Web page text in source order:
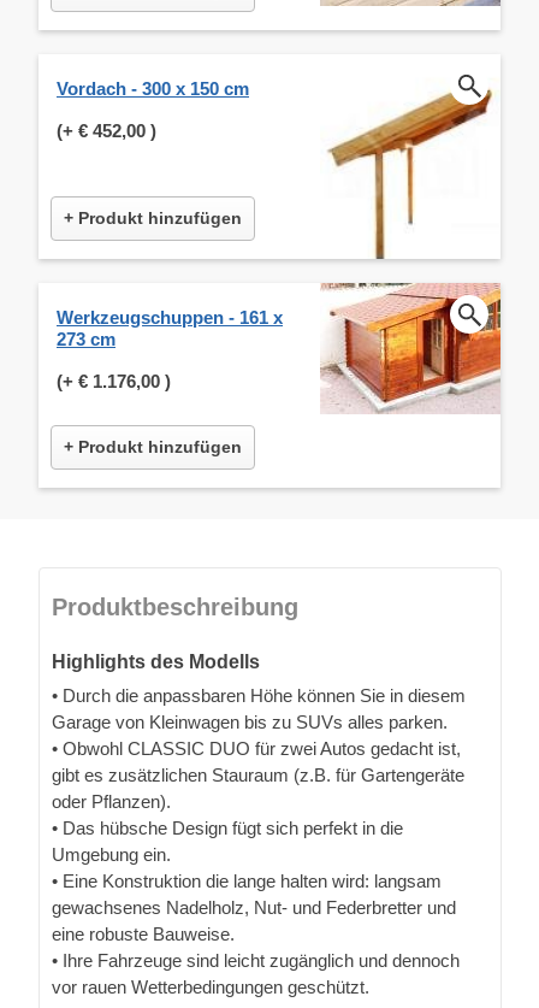
Vordach - 300 x 150 cm
(+ € 452,00 )
+ Produkt hinzufügen
Werkzeugschuppen - 161 x
273 cm
(+ € 1.176,00 )
+ Produkt hinzufügen
Produktbeschreibung
Highlights des Modells
• Durch die anpassbaren Höhe können Sie in diesem
Garage von Kleinwagen bis zu SUVs alles parken.
• Obwohl CLASSIC DUO für zwei Autos gedacht ist,
gibt es zusätzlichen Stauraum (z.B. für Gartengeräte
oder Pflanzen).
• Das hübsche Design fügt sich perfekt in die
Umgebung ein.
• Eine Konstruktion die lange halten wird: langsam
gewachsenes Nadelholz, Nut- und Federbretter und
eine robuste Bauweise.
• Ihre Fahrzeuge sind leicht zugänglich und dennoch
vor rauen Wetterbedingungen geschützt.